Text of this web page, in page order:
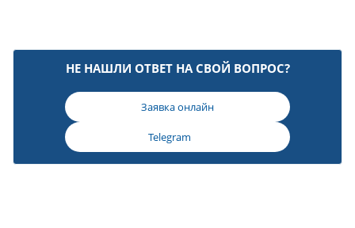
НЕ НАШЛИ ОТВЕТ НА СВОЙ ВОПРОС?
Заявка онлайн
Telegram